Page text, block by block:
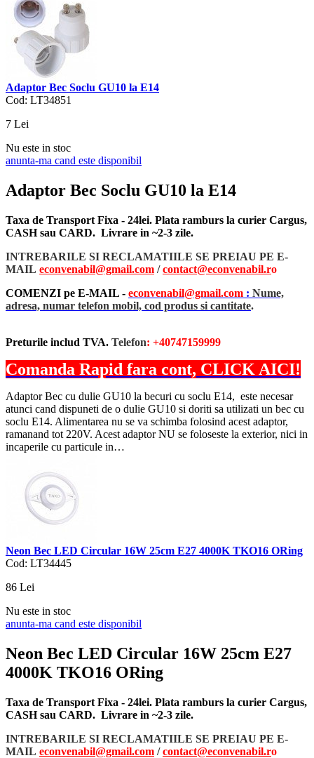
Adaptor Bec Soclu GU10 la E14
Cod: LT34851
7 Lei
Nu este in stoc
anunta-ma cand este disponibil
Adaptor Bec Soclu GU10 la E14
Taxa de Transport Fixa - 24lei. Plata ramburs la curier Cargus,
CASH sau CARD. Livrare in ~2-3 zile.
INTREBARILE SI RECLAMATIILE SE PREIAU PE E-
MAIL econvenabil@gmail.com /contact@econvenabil.ro
COMENZI pe E-MAIL - econvenabil@gmail.com : Nume,
adresa, numar telefon mobil, cod produs si cantitate.
Preturile includ TVA. Telefon: +40747159999
Comanda Rapid fara cont, CLICK AICI!
Adaptor Bec cu dulie GU10 la becuri cu soclu E14, este necesar
atunci cand dispuneti de o dulie GU10 si doriti sa utilizati un bec cu
soclu E14. Alimentarea nu se va schimba folosind acest adaptor,
ramanand tot 220V. Acest adaptor NU se foloseste la exterior, nici in
incaperile cu particule in…
Neon Bec LED Circular 16W 25cm E27 4000K TKO16 ORing
Cod: LT34445
86 Lei
Nu este in stoc
anunta-ma cand este disponibil
Neon Bec LED Circular 16W 25cm E27
4000K TKO16 ORing
Taxa de Transport Fixa - 24lei. Plata ramburs la curier Cargus,
CASH sau CARD. Livrare in ~2-3 zile.
INTREBARILE SI RECLAMATIILE SE PREIAU PE E-
MAIL econvenabil@gmail.com /contact@econvenabil.ro